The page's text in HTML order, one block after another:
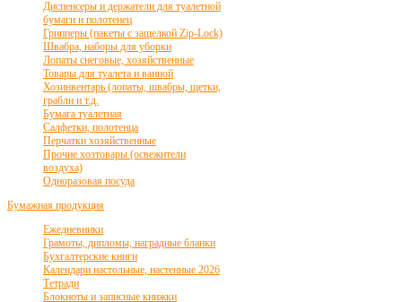
Диспенсеры и держатели для туалетной
бумаги и полотенец
Грипперы (пакеты с защелкой Zip-Lock)
Швабра, наборы для уборки
Лопаты снеговые, хозяйственные
Товары для туалета и ванной
Хозинвентарь (лопаты, швабры, щетки,
грабли и т.д.
Бумага туалетная
Салфетки, полотенца
Перчатки хозяйственные
Прочие хозтовары (освежители
воздуха)
Одноразовая посуда
Бумажная продукция
Ежедневники
Грамоты, дипломы, наградные бланки
Бухгалтерские книги
Календари настольные, настенные 2026
Тетради
Блокноты и записные книжки